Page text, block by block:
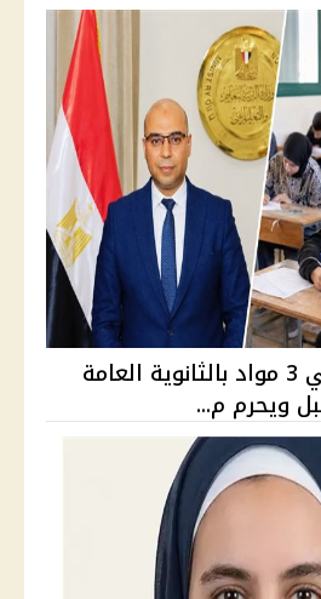
التعليم: الراسب في 3 مواد بالثانوية العامة
ويحرم م...